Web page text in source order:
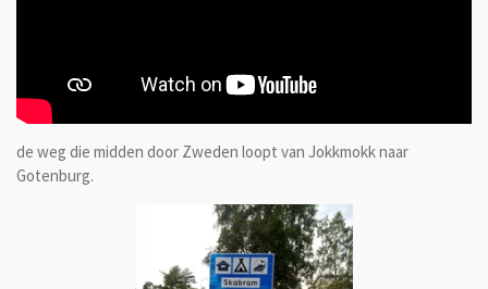
de weg die midden door Zweden loopt van Jokkmokk naar
Gotenburg.